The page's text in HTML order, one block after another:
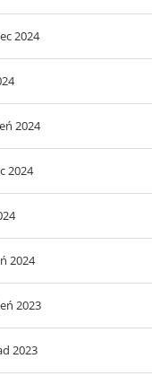
2024
2024
2024
2024
2023
2023